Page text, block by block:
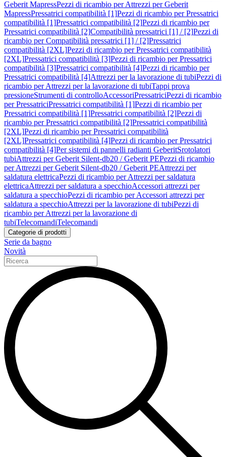
Geberit MapressPezzi di ricambio per Attrezzi per Geberit
MapressPressatrici compatibilità [1]Pezzi di ricambio per Pressatrici
compatibilità [1]Pressatrici compatibilità [2]Pezzi di ricambio per
Pressatrici compatibilità [2]Compatibilità pressatrici [1] / [2]Pezzi di
ricambio per Compatibilità pressatrici [1] / [2]Pressatrici
compatibilità [2XL]Pezzi di ricambio per Pressatrici compatibilità
[2XL]Pressatrici compatibilità [3]Pezzi di ricambio per Pressatrici
compatibilità [3]Pressatrici compatibilità [4]Pezzi di ricambio per
Pressatrici compatibilità [4]Attrezzi per la lavorazione di tubiPezzi di
ricambio per Attrezzi per la lavorazione di tubiTappi prova
pressioneStrumenti di controlloAccessoriPressatriciPezzi di ricambio
per PressatriciPressatrici compatibilità [1]Pezzi di ricambio per
Pressatrici compatibilità [1]Pressatrici compatibilità [2]Pezzi di
ricambio per Pressatrici compatibilità [2]Pressatrici compatibilità
[2XL]Pezzi di ricambio per Pressatrici compatibilità
[2XL]Pressatrici compatibilità [4]Pezzi di ricambio per Pressatrici
compatibilità [4]Per sistemi di pannelli radianti GeberitSrotolatori
tubiAttrezzi per Geberit Silent-db20 / Geberit PEPezzi di ricambio
per Attrezzi per Geberit Silent-db20 / Geberit PEAttrezzi per
saldatura elettricaPezzi di ricambio per Attrezzi per saldatura
elettricaAttrezzi per saldatura a specchioAccessori attrezzi per
saldatura a specchioPezzi di ricambio per Accessori attrezzi per
saldatura a specchioAttrezzi per la lavorazione di tubiPezzi di
ricambio per Attrezzi per la lavorazione di
tubiTelecomandiTelecomandi
Categorie di prodotti
Serie da bagno
Novità